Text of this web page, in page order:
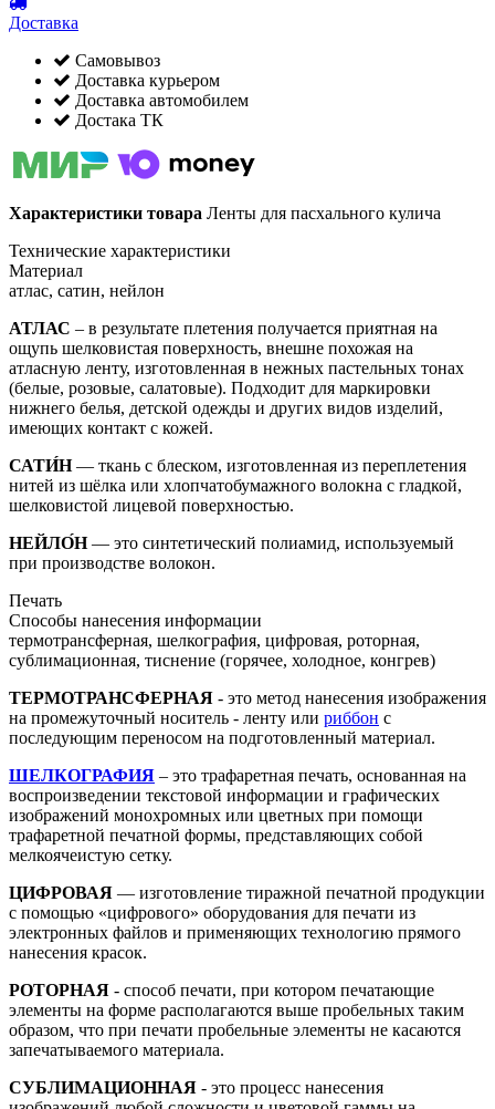
Доставка
Самовывоз
Доставка курьером
Доставка автомобилем
Достака ТК
Характеристики товара Ленты для пасхального кулича
Технические характеристики
Материал
атлас, сатин, нейлон
АТЛАС – в результате плетения получается приятная на
ощупь шелковистая поверхность, внешне похожая на
атласную ленту, изготовленная в нежных пастельных тонах
(белые, розовые, салатовые). Подходит для маркировки
нижнего белья, детской одежды и других видов изделий,
имеющих контакт с кожей.
САТИ́Н— ткань с блеском, изготовленная из переплетения
нитей из шёлка или хлопчатобумажного волокна с гладкой,
шелковистой лицевой поверхностью.
НЕЙЛО́Н— это синтетический полиамид, используемый
при производстве волокон.
Печать
Способы нанесения информации
термотрансферная, шелкография, цифровая, роторная,
сублимационная, тиснение (горячее, холодное, конгрев)
ТЕРМОТРАНСФЕРНАЯ - это метод нанесения изображения
на промежуточный носитель - ленту или риббон с
последующим переносом на подготовленный материал.
ШЕЛКОГРАФИЯ – это трафаретная печать, основанная на
воспроизведении текстовой информации и графических
изображений монохромных или цветных при помощи
трафаретной печатной формы, представляющих собой
мелкоячеистую сетку.
ЦИФРОВАЯ — изготовление тиражной печатной продукции
с помощью «цифрового» оборудования для печати из
электронных файлов и применяющих технологию прямого
нанесения красок.
РОТОРНАЯ - способ печати, при котором печатающие
элементы на форме располагаются выше пробельных таким
образом, что при печати пробельные элементы не касаются
запечатываемого материала.
СУБЛИМАЦИОННАЯ - это процесс нанесения